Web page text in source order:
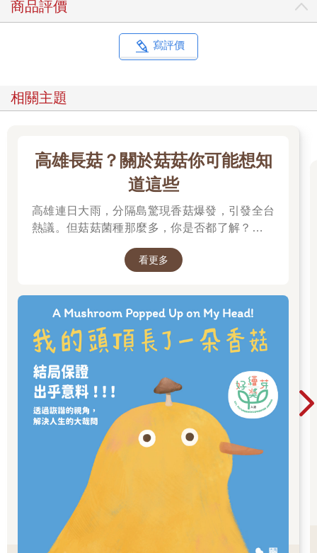
商品評價
寫評價
相關主題
高雄長菇？關於菇菇你可能想知
道這些
高雄連日大雨，分隔島驚現香菇爆發，引發全台
熱議。但菇菇菌種那麼多，你是否都了解？邀請
看更多